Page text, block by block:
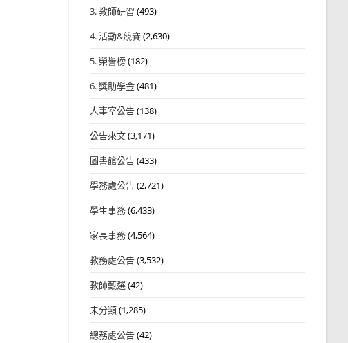
3. 教師研習 (493)
4. 活動&競賽(2,630)
5. 榮譽榜(182)
6. 獎助學金(481)
人事室公告(138)
公告來文(3,171)
圖書館公告(433)
學務處公告(2,721)
學生事務(6,433)
家長事務(4,564)
教務處公告(3,532)
教師甄選(42)
未分類(1,285)
總務處公告(42)